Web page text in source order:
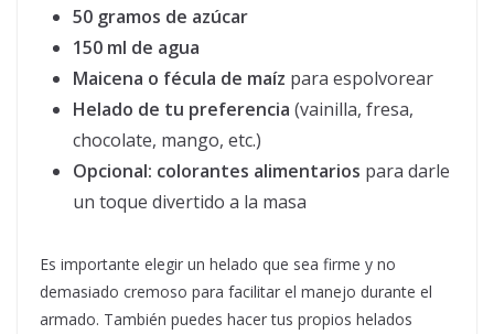
50 gramos de azúcar
150 ml de agua
Maicena o fécula de maíz para espolvorear
Helado de tu preferencia (vainilla, fresa,
chocolate, mango, etc.)
Opcional: colorantes alimentarios para darle
un toque divertido a la masa
Es importante elegir un helado que sea firme y no
demasiado cremoso para facilitar el manejo durante el
armado. También puedes hacer tus propios helados